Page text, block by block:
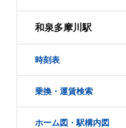
和泉多摩川駅
時刻表
乗換・運賃検索
ホーム図・駅構内図